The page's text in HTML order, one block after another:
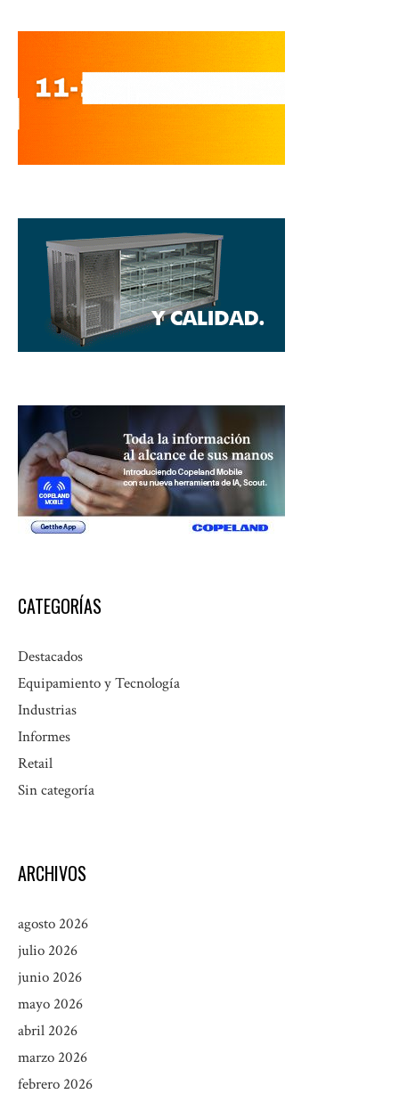
CATEGORÍAS
Destacados
Equipamiento y Tecnología
Industrias
Informes
Retail
Sin categoría
ARCHIVOS
agosto 2026
julio 2026
junio 2026
mayo 2026
abril 2026
marzo 2026
febrero 2026